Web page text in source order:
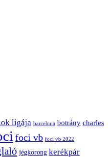
ligája barcelona botrány charles
foci vb foci vb 2022
jégkorong kerékpár